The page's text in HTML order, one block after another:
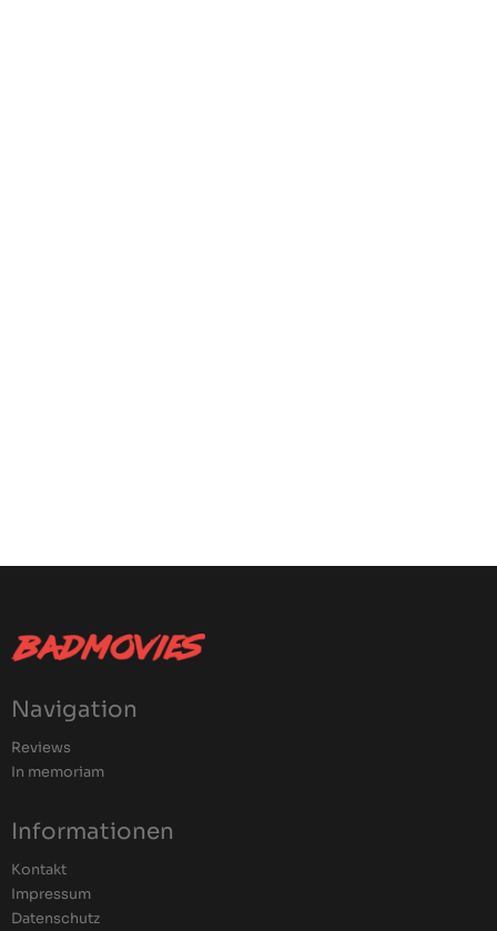
Navigation
Reviews
In memoriam
Informationen
Kontakt
Impressum
Datenschutz